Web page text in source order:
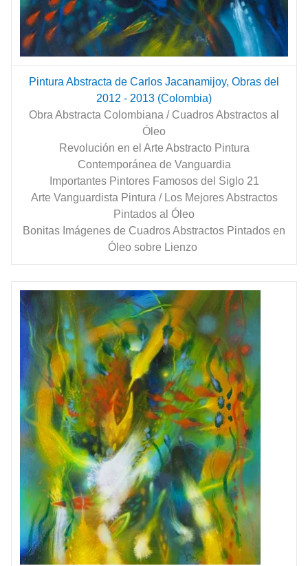
Pintura Abstracta de Carlos Jacanamijoy, Obras del
2012 - 2013 (Colombia)
Obra Abstracta Colombiana / Cuadros Abstractos al
Óleo
Revolución en el Arte Abstracto Pintura
Contemporánea de Vanguardia
Importantes Pintores Famosos del Siglo 21
Arte Vanguardista Pintura / Los Mejores Abstractos
Pintados al Óleo
Bonitas Imágenes de Cuadros Abstractos Pintados en
Óleo sobre Lienzo